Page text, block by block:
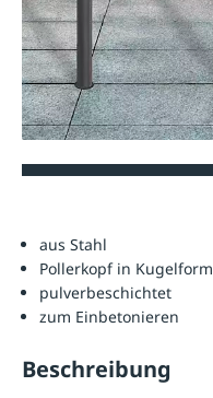
aus Stahl
Pollerkopf in Kugelform
pulverbeschichtet
zum Einbetonieren
Beschreibung